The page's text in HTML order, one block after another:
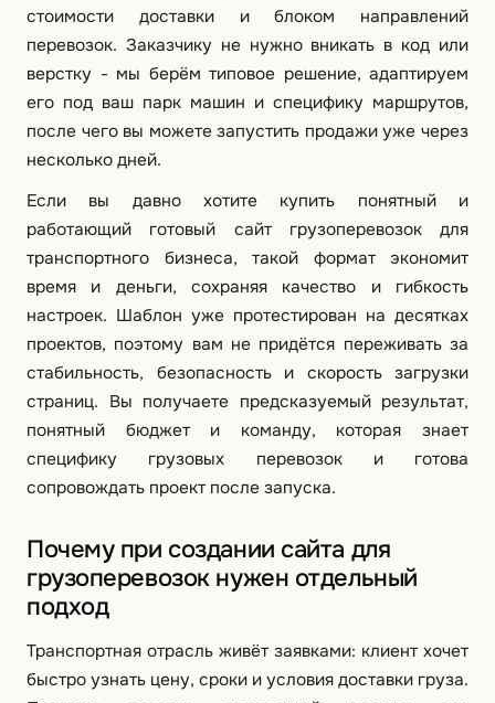
стоимости доставки и блоком направлений
перевозок. Заказчику не нужно вникать в код или
верстку - мы берём типовое решение, адаптируем
его под ваш парк машин и специфику маршрутов,
после чего вы можете запустить продажи уже через
несколько дней.
Если вы давно хотите купить понятный и
работающий готовый сайт грузоперевозок для
транспортного бизнеса, такой формат экономит
время и деньги, сохраняя качество и гибкость
настроек. Шаблон уже протестирован на десятках
проектов, поэтому вам не придётся переживать за
стабильность, безопасность и скорость загрузки
страниц. Вы получаете предсказуемый результат,
понятный бюджет и команду, которая знает
специфику грузовых перевозок и готова
сопровождать проект после запуска.
Почему при создании сайта для
грузоперевозок нужен отдельный
подход
Транспортная отрасль живёт заявками: клиент хочет
быстро узнать цену, сроки и условия доставки груза.